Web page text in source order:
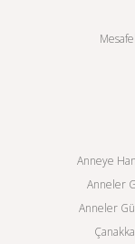
Anneye
Anneler
Anneler